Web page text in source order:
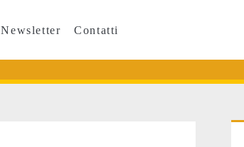
Newsletter Contatti